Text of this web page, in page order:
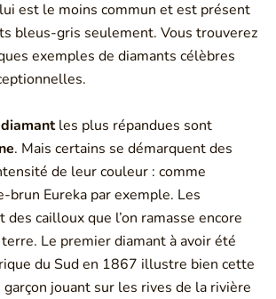
est le moins commun et est présent
bleus-gris seulement. Vous trouverez
exemples de diamants célèbres
diamantles plus répandues sont
. Mais certains se démarquent des
de leur couleur : comme
brun Eureka par exemple. Les
cailloux que l’on ramasse encore
Le premier diamant à avoir été
du Sud en 1867 illustre bien cette
garçon jouant sur les rives de la rivière